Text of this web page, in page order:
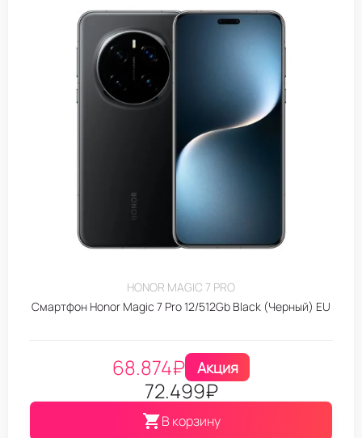
HONOR MAGIC 7 PRO
Смартфон Honor Magic 7 Pro 12/512Gb Black (Черный) EU
68.874₽ Акция
72.499₽
В корзину